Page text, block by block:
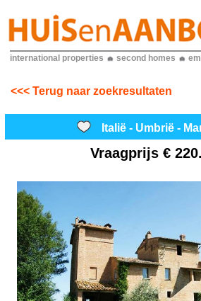
international properties second homes
<<< Terug naar zoekresultaten
Italië - Umbrië -
Vraagprijs €